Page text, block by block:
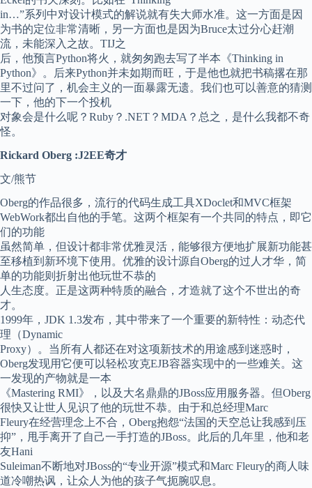
in…”系列中对设计模式的解说就有失大师水准。这一方面是因
为书的定位非常清晰，另一方面也是因为Bruce太过分心赶潮
流，未能深入之故。TIJ之
后，他预言Python将火，就匆匆跑去写了半本《Thinking in
Python》。后来Python并未如期而旺，于是他也就把书稿撂在那
里不过问了，机会主义的一面暴露无遗。我们也可以善意的猜测
一下，他的下一个投机
对象会是什么呢？Ruby？.NET？MDA？总之，是什么我都不奇
怪。
Rickard Oberg :J2EE奇才
文/熊节
Oberg的作品很多，流行的代码生成工具XDoclet和MVC框架
WebWork都出自他的手笔。这两个框架有一个共同的特点，即它
们的功能
虽然简单，但设计都非常优雅灵活，能够很方便地扩展新功能甚
至移植到新环境下使用。优雅的设计源自Oberg的过人才华，简
单的功能则折射出他玩世不恭的
人生态度。正是这两种特质的融合，才造就了这个不世出的奇
才。
1999年，JDK 1.3发布，其中带来了一个重要的新特性：动态代
理（Dynamic
Proxy）。当所有人都还在对这项新技术的用途感到迷惑时，
Oberg发现用它便可以轻松攻克EJB容器实现中的一些难关。这
一发现的产物就是一本
《Mastering RMI》，以及大名鼎鼎的JBoss应用服务器。但Oberg
很快又让世人见识了他的玩世不恭。由于和总经理Marc
Fleury在经营理念上不合，Oberg抱怨“法国的天空总让我感到压
抑”，甩手离开了自己一手打造的JBoss。此后的几年里，他和老
友Hani
Suleiman不断地对JBoss的“专业开源”模式和Marc Fleury的商人味
道冷嘲热讽，让众人为他的孩子气扼腕叹息。